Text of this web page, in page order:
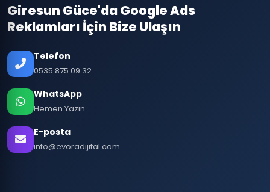
Giresun Güce'da Google Ads
Reklamları İçin Bize Ulaşın
Telefon
0535 875 09 32
WhatsApp
Hemen Yazın
E-posta
info@evoradijital.com